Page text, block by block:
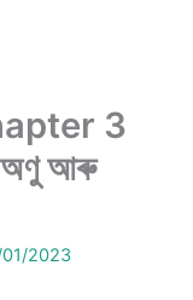
3
আৰু
2023